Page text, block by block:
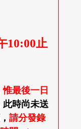
10:00止
惟最後一日
此時尚未送
請分發錄